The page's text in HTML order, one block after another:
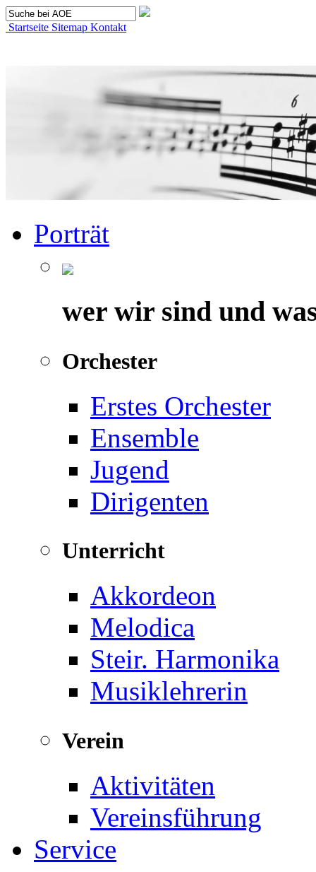
Startseite Sitemap Kontakt
Porträt
wer wir sind und
Orchester
Erstes Orchester
Ensemble
Jugend
Dirigenten
Unterricht
Akkordeon
Melodica
Steir. Harmonika
Musiklehrerin
Verein
Aktivitäten
Vereinsführung
Service